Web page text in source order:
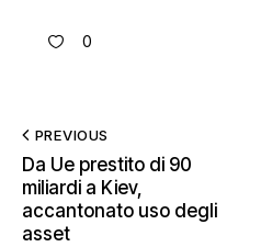
0
PREVIOUS
Da Ue prestito di 90
miliardi a Kiev,
accantonato uso degli
asset